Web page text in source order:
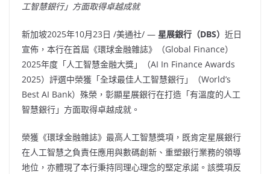
工智慧銀行」方面取得卓越成就
新加坡2025年10月23日 /美通社/ — 星展銀行（DBS） 近日
宣佈，本行在首屆《環球金融雜誌》（Global Finance）
2025年度「人工智慧金融大獎」（AI In Finance Awards
2025）評選中榮獲「全球最佳人工智慧銀行」（World’s
Best AI Bank）殊榮，彰顯星展銀行在打造「有溫度的人工
智慧銀行」方面取得卓越成就。
榮獲《環球金融雜誌》最高人工智慧獎項，既肯定星展銀行
在人工智慧之負責任應用與數碼創新、重塑銀行業務的領導
地位，亦體現了本行秉持同理心理念的堅定承諾。該獎項反